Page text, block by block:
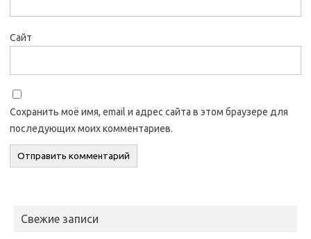
Сайт
Сохранить моё имя, email и адрес сайта в этом браузере для
последующих моих комментариев.
Свежие записи